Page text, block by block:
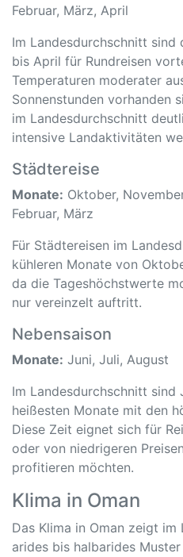
Februar, März, April
Im Landesdurchschnitt
bis April für Rundreisen
Temperaturen moderater
Sonnenstunden vorhanden
im Landesdurchschnitt
intensive Landaktivitäten
Städtereise
Monate: Oktober,
Februar, März
Für Städtereisen im
kühleren Monate von
da die Tageshöchstwerte
nur vereinzelt auftritt.
Nebensaison
Monate: Juni, Juli, August
Im Landesdurchschnitt sind
heißesten Monate mit den
Diese Zeit eignet sich für
oder von niedrigeren
profitieren möchten.
Klima in Oman
Das Klima in Oman zeigt
arides bis halbarides